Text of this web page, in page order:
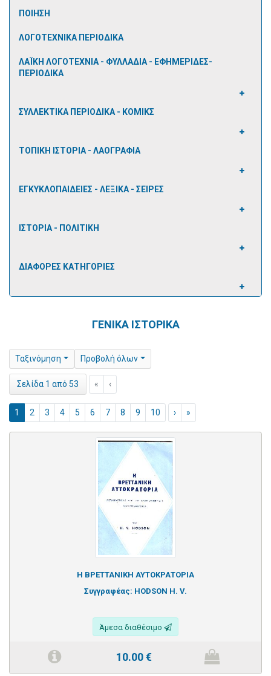
ΠΟΙΗΣΗ
ΛΟΓΟΤΕΧΝΙΚΑ ΠΕΡΙΟΔΙΚΑ
ΛΑΪΚΗ ΛΟΓΟΤΕΧΝΙΑ - ΦΥΛΛΑΔΙΑ - ΕΦΗΜΕΡΙΔΕΣ-
ΠΕΡΙΟΔΙΚΑ
ΣΥΛΛΕΚΤΙΚΑ ΠΕΡΙΟΔΙΚΑ - ΚΟΜΙΚΣ
ΤΟΠΙΚΗ ΙΣΤΟΡΙΑ - ΛΑΟΓΡΑΦΙΑ
ΕΓΚΥΚΛΟΠΑΙΔΕΙΕΣ - ΛΕΞΙΚΑ - ΣΕΙΡΕΣ
ΙΣΤΟΡΙΑ - ΠΟΛΙΤΙΚΗ
ΔΙΑΦΟΡΕΣ ΚΑΤΗΓΟΡΙΕΣ
ΓΕΝΙΚΑ ΙΣΤΟΡΙΚΑ
Ταξινόμηση Προβολή όλων
Σελίδα 1 από 53 « ‹
1 2 3 4 5 6 7 8 9 10 › »
Η ΒΡΕΤΤΑΝΙΚΗ ΑΥΤΟΚΡΑΤΟΡΙΑ
Συγγραφέας: HODSON H. V.
Άμεσα διαθέσιμο
10.00€